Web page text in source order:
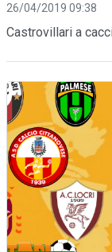
26/04/2019 09:38
Castrovillari a